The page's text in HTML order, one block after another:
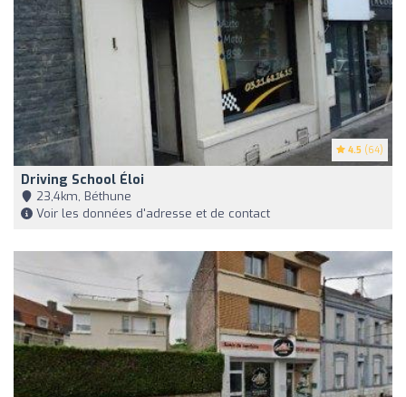
4.5 (64)
Driving School Éloi
23,4km, Béthune
Voir les données d'adresse et de contact